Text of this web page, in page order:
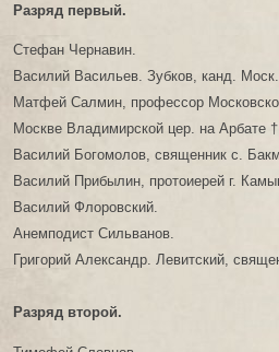
Разряд первый.
Стефан Чернавин.
Василий Васильев. Зубков, канд.
Матфей Салмин, профессор
Москве Владимирской цер. на Арбате
Василий Богомолов, священник с.
Василий Прибылин, протоиерей г.
Василий Флоровский.
Анемподист Сильванов.
Григорий Александр. Левитский,
Разряд второй.